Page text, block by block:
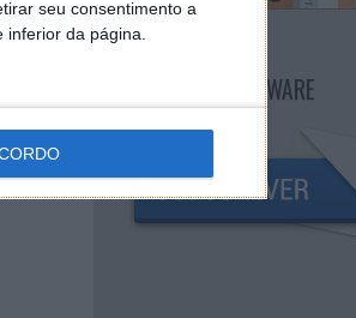
seu consentimento a
da página.
NEWSLETTER PPLWARE